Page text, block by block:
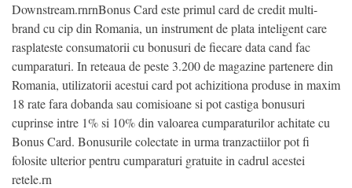
Downstream.rnrnBonus Card este primul card de credit multi-
brand cu cip din Romania, un instrument de plata inteligent care
rasplateste consumatorii cu bonusuri de fiecare data cand fac
cumparaturi. In reteaua de peste 3.200 de magazine partenere din
Romania, utilizatorii acestui card pot achizitiona produse in maxim
18 rate fara dobanda sau comisioane si pot castiga bonusuri
cuprinse intre 1% si 10% din valoarea cumparaturilor achitate cu
Bonus Card. Bonusurile colectate in urma tranzactiilor pot fi
folosite ulterior pentru cumparaturi gratuite in cadrul acestei
retele.rn